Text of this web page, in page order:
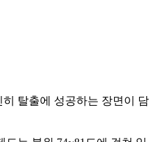
탈출에 성공하는 장면이 담